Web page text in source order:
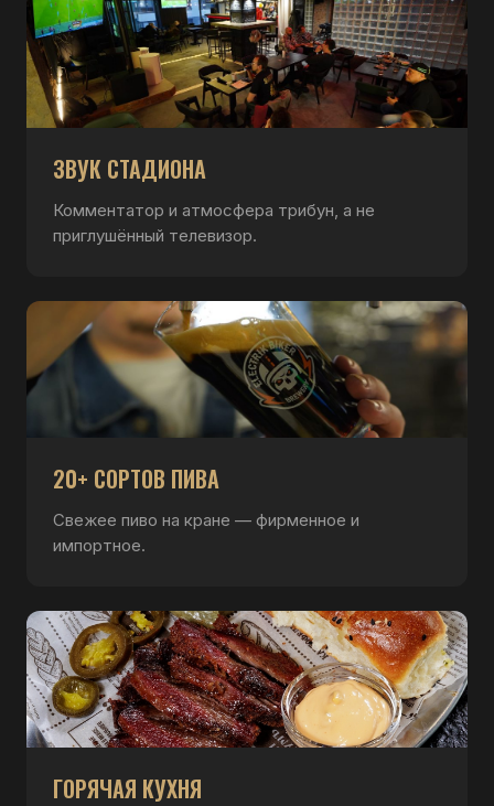
ЗВУК СТАДИОНА
Комментатор и атмосфера трибун, а не
приглушённый телевизор.
20+ СОРТОВ ПИВА
Свежее пиво на кране — фирменное и
импортное.
ГОРЯЧАЯ КУХНЯ